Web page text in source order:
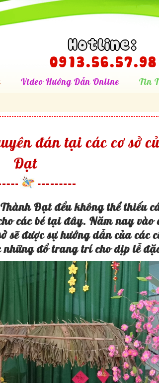
Hotline:
0913.56.57.98
Video Hướng Dẫn Online Tin
đán tại các cơ sở
Đạt
Đạt đều không thể thiếu
các bé tại đây. Năm nay vào
sẽ được sự hướng dẫn của các
những đồ trang trí cho dịp lễ